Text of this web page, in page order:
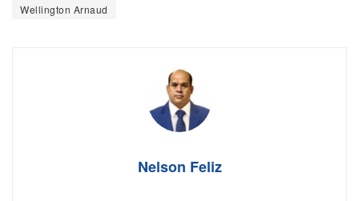
Wellington Arnaud
Nelson Feliz